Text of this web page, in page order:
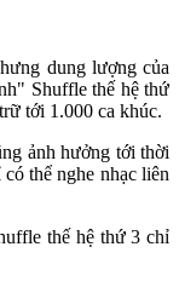
dung lượng của
Shuffle thế hệ thứ
tới 1.000 ca khúc.
ảnh hưởng tới thời
thể nghe nhạc liên
thế hệ thứ 3 chỉ